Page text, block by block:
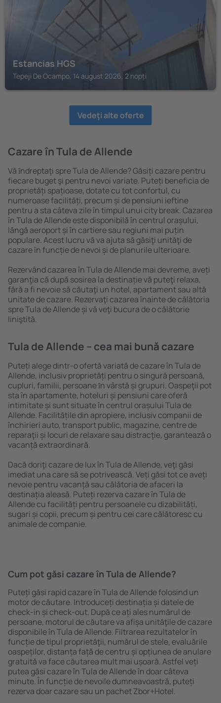
Estancias HGS
Tepeji De Ocampo, 14 august 2026, 2 nopți
Vedeţi alte oferte
Cazare în Tula de Allende
Vă ȋndreptaţi spre Tula de Allende? Găsiți cazare pentru
fiecare buget şi pentru nevoi variate. Puteți beneficia de
proprietăți spațioase, dotate cu tot confortul, cu
numeroase facilități, precum și de pensiuni ieftine
pentru a sta câteva zile în timpul unui city break. Cazarea
în Tula de Allende este disponibilă în centrul orașului,
lângă aeroport și în cartiere sau regiuni mai puțin
populare. Acest lucru vă va ajuta să găsiţi unităţi de
cazare în funcție de nevoi și de planurile ulterioare.
Rezervând cazarea în Tula de Allende mai devreme, aveți
garanţia că după sosirea la destinație vă puteţi relaxa,
fără a fi nevoie să căutaţi un hotel, apartament sau altă
unitate de cazare. Rezervaţi cazarea înainte de călătoria
spre Tula de Allende și vă veţi bucura de o călătorie
liniştită.
Tula de Allende – cea mai bună cazare
Puteți alege dintr-o ofertă variată de cazare în Tula de
Allende, inclusiv proprietăți pentru o singură persoană,
cupluri, familii, persoane ȋn vârstă și grupuri. Oaspeţii pot
sta în apartamente, hoteluri și pensiuni care oferă
intimitate și sunt situate în centrul orașului Tula de
Allende. Facilitățile din apropiere, inclusiv companii de
închirieri auto, transport public, magazine, centre de
reparaţii și locuri de relaxare sau distracţie, garantează o
vacanță extraordinară.
Dacă doriţi cazare de lux în Tula de Allende, veţi găsi
imediat una care să se potrivească. Veți găsi tot ce aveți
nevoie pentru vacanță sau călătoria de afaceri la
destinația aleasă. Puteți rezerva cazare în Tula de
Allende cu facilități pentru persoanele cu dizabilități,
sugari și copii, precum și pentru cei care călătoresc cu
animale de companie.
Cum pot găsi cazare în Tula de Allende?
Puteți găsi rapid cazare în Tula de Allende folosind un
motor de căutare. Introduceți destinația și datele de
check-in și check-out. După ce ați ales numărul de
persoane, motorul de căutare va afișa unităţile de cazare
disponibile în Tula de Allende. Filtrarea rezultatelor în
funcție de tipul proprietăţii, numărul de stele, evaluările
oaspeților, distanța față de centru și opțiunea de anulare
gratuită va face căutarea mult mai ușoară. Astfel veți
putea găsi cazare în Tula de Allende în doar câteva
minute. În funcție de nevoile dumneavoastră, puteți
rezerva doar cazare sau un pachet Zbor+Hotel.